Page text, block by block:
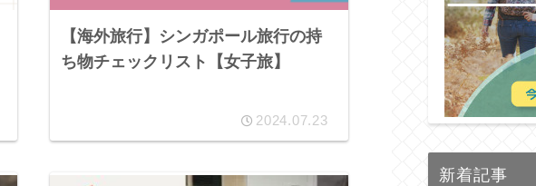
【海外旅行】シンガポール旅行の持
ち物チェックリスト【女子旅】
2024.07.23
新着記事